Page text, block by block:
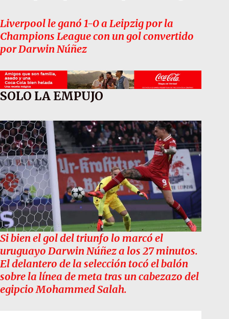
Liverpool le ganó 1-0 a Leipzig por la
Champions League con un gol convertido
por Darwin Núñez
SOLO LA EMPUJO
Si bien el gol del triunfo lo marcó el
uruguayo Darwin Núñez a los 27 minutos.
El delantero de la selección tocó el balón
sobre la línea de meta tras un cabezazo del
egipcio Mohammed Salah.